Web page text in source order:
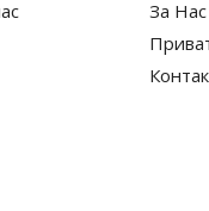
За Нас